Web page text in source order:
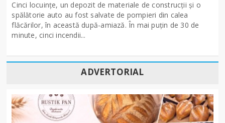
Cinci locuințe, un depozit de materiale de construcții și o
spălătorie auto au fost salvate de pompieri din calea
flăcărilor, în această după-amiază. În mai puțin de 30 de
minute, cinci incendii...
ADVERTORIAL